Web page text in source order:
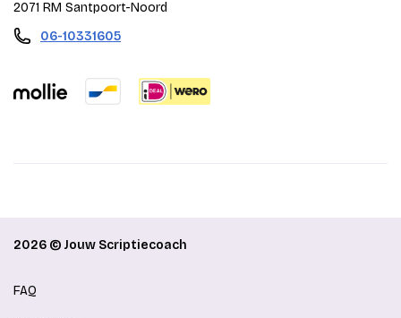
2071 RM Santpoort-Noord
06-10331605
2026 © Jouw Scriptiecoach
FAQ